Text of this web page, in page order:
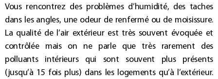
Vous rencontrez des problèmes d’humidité, des taches
dans les angles, une odeur de renfermé ou de moisissure.
La qualité de l’air extérieur est très souvent évoquée et
contrôlée mais on ne parle que très rarement des
polluants intérieurs qui sont souvent plus présents
(jusqu’à 15 fois plus) dans les logements qu’à l’extérieur.